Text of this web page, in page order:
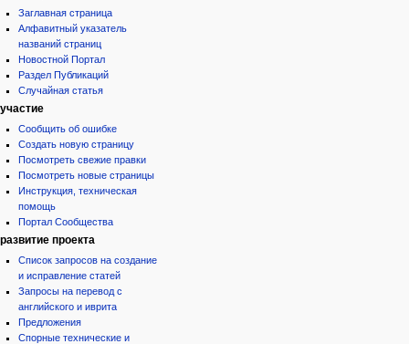
Заглавная страница
Алфавитный указатель
названий страниц
Новостной Портал
Раздел Публикаций
Случайная статья
участие
Сообщить об ошибке
Создать новую страницу
Посмотреть свежие правки
Посмотреть новые страницы
Инструкция, техническая
помощь
Портал Сообщества
развитие проекта
Список запросов на создание
и исправление статей
Запросы на перевод с
английского и иврита
Предложения
Спорные технические и